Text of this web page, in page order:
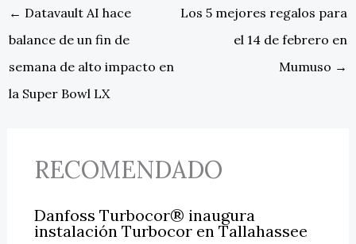
← Datavault AI hace
balance de un fin de
semana de alto impacto en
la Super Bowl LX
Los 5 mejores regalos para
el 14 de febrero en
Mumuso →
RECOMENDADO
Danfoss Turbocor® inaugura
instalación Turbocor en Tallahassee